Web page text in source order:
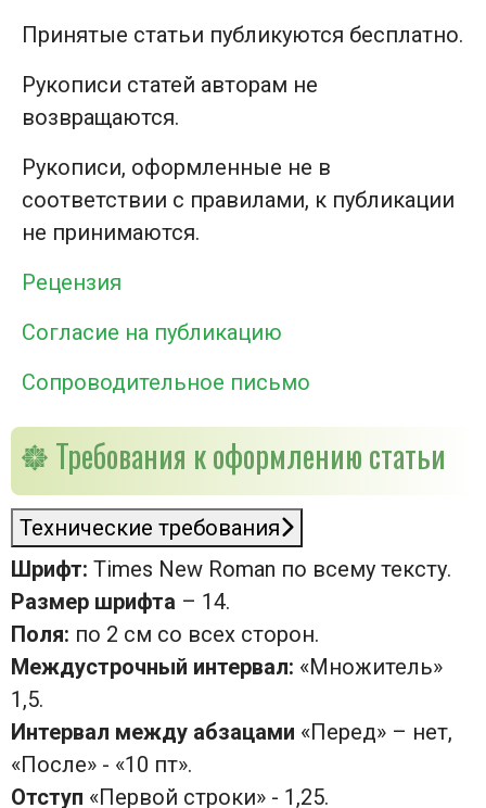
Принятые статьи публикуются бесплатно.
Рукописи статей авторам не
возвращаются.
Рукописи, оформленные не в
соответствии с правилами, к публикации
не принимаются.
Рецензия
Согласие на публикацию
Сопроводительное письмо
Требования к оформлению статьи
Технические требования
Шрифт: Times New Roman по всему тексту.
Размер шрифта – 14.
Поля: по 2 см со всех сторон.
Междустрочный интервал: «Множитель»
1,5.
Интервал между абзацами «Перед» – нет,
«После» - «10 пт».
Отступ «Первой строки» - 1,25.